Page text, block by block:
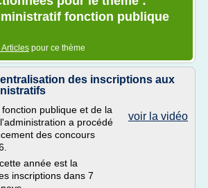
fonction publique
Articles pour ce thème
des inscriptions aux
voir la vidéo
publique et de la
a procédé
des concours
année est la
inscriptions dans 7